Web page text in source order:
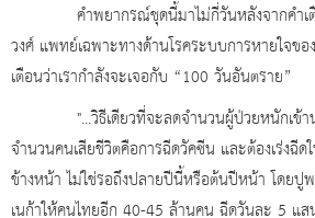
คำพยากรณ์ชุดนี้มาไม่กี่วันหลังจากคำเตื
วงศ์ แพทย์เฉพาะทางด้านโรคระบบการหายใจข
เตือนว่าเรากำลังจะเจอกับ “100 วันอันตราย”
"...วิธีเดียวที่จะลดจำนวนผู้ป่วยหนักเข้าน
จำนวนคนเสียชีวิตคือการฉีดวัคซีน และต้องเร่งฉี
ข้างหน้า ไม่ใช่รอถึงปลายปีนี้หรือต้นปีหน้า โดยปู
เนก้าให้คนไทยอีก 40-45 ล้านคน ฉีดวันละ 5 แ